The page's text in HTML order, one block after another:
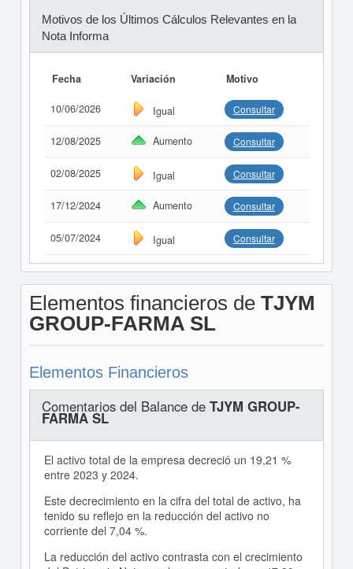
Motivos de los Últimos Cálculos Relevantes en la
Nota Informa
Fecha Variación Motivo
10/06/2026 Igual Consultar
12/08/2025 Aumento Consultar
02/08/2025 Igual Consultar
17/12/2024 Aumento Consultar
05/07/2024 Igual Consultar
Elementos financieros de TJYM
GROUP-FARMA SL
Elementos Financieros
Comentarios del Balance de TJYM GROUP-
FARMA SL
El activo total de la empresa decreció un 19,21 %
entre 2023 y 2024.
Este decrecimiento en la cifra del total de activo, ha
tenido su reflejo en la reducción del activo no
corriente del 7,04 %.
La reducción del activo contrasta con el crecimiento